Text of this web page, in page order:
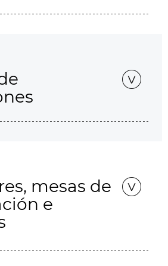
mesas de
e